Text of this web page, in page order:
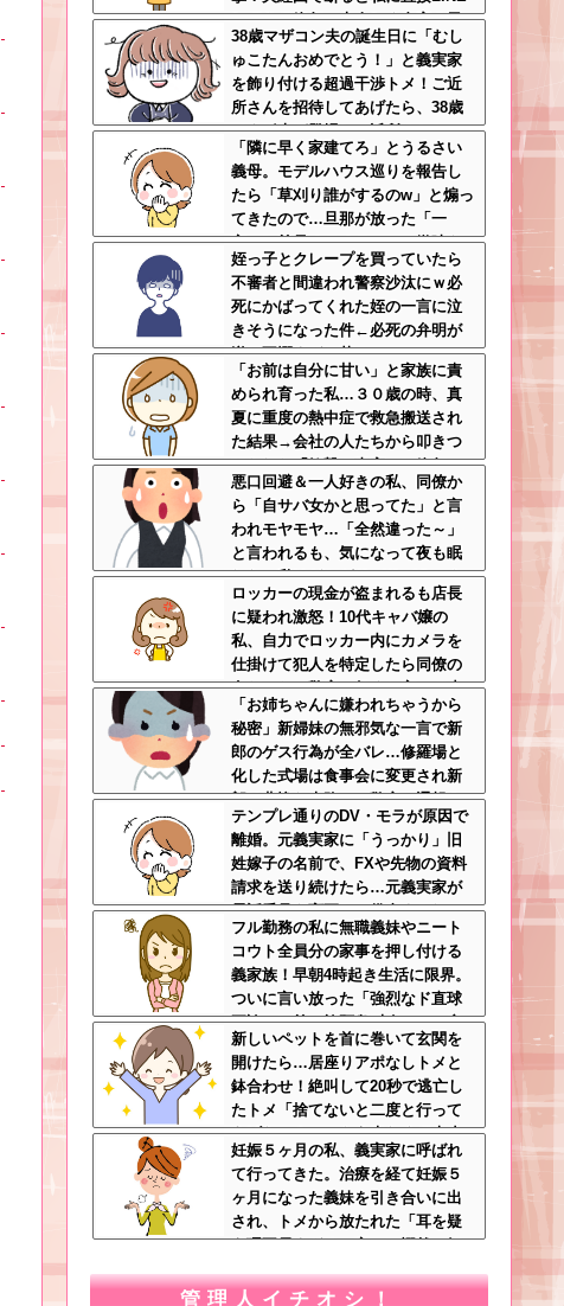
してきて絶句←大人しく自宅の風
呂に入れよ
38歳マザコン夫の誕生日に「むし
ゅこたんおめでとう！」と義実家
を飾り付ける超過干渉トメ！ご近
所さんを招待してあげたら、38歳
メタボ夫が登場して近所のおじい
さんが大爆発する事態に
「隣に早く家建てろ」とうるさい
義母。モデルハウス巡りを報告し
たら「草刈り誰がするのw」と煽っ
てきたので…旦那が放った「一
言」に義母オロオロｗｗ←嫌味を
逆手にとった神対応すぎる
姪っ子とクレープを買っていたら
不審者と間違われ警察沙汰にｗ必
死にかばってくれた姪の一言に泣
きそうになった件←必死の弁明が
逆に不憫すぎて草
「お前は自分に甘い」と家族に責
められ育った私…３０歳の時、真
夏に重度の熱中症で救急搬送され
た結果→会社の人たちから叩きつ
けられた「衝撃の事実」に絶句
悪口回避＆一人好きの私、同僚か
ら「自サバ女かと思ってた」と言
われモヤモヤ…「全然違った～」
と言われるも、気になって夜も眠
れない私はどこがサバサバ？←ネ
チネチ気にしてる時点で自サバじ
ゃない
ロッカーの現金が盗まれるも店長
に疑われ激怒！10代キャバ嬢の
私、自力でロッカー内にカメラを
仕掛けて犯人を特定したら同僚の
女だった…警察へ行くと言って止
められ、加害者に泣かれながら大
揉めして・・・
「お姉ちゃんに嫌われちゃうから
秘密」新婦妹の無邪気な一言で新
郎のゲス行為が全バレ…修羅場と
化した式場は食事会に変更され新
郎は悲惨な末路へ←警察に通報さ
れてもおかしくないレベル
テンプレ通りのDV・モラが原因で
離婚。元義実家に「うっかり」旧
姓嫁子の名前で、FXや先物の資料
請求を送り続けたら…元義実家が
電話番号を変更し、借金まみれに
なっていた話ｗｗｗｗｗ
フル勤務の私に無職義妹やニート
コウト全員分の家事を押し付ける
義家族！早朝4時起き生活に限界。
ついに言い放った「強烈なド直球
正論」に義一族阿鼻叫喚ｗｗ←怠
け者どもに正論のナイフをグサリ
新しいペットを首に巻いて玄関を
開けたら…居座りアポなしトメと
鉢合わせ！絶叫して20秒で逃亡し
たトメ「捨てないと二度と行って
あげない！」←もう来なくて大丈
夫ですｗ
妊娠５ヶ月の私、義実家に呼ばれ
て行ってきた。治療を経て妊娠５
ヶ月になった義妹を引き合いに出
され、トメから放たれた「耳を疑
う理不尽すぎる一言」に愕然←妊
管理人イチオシ！